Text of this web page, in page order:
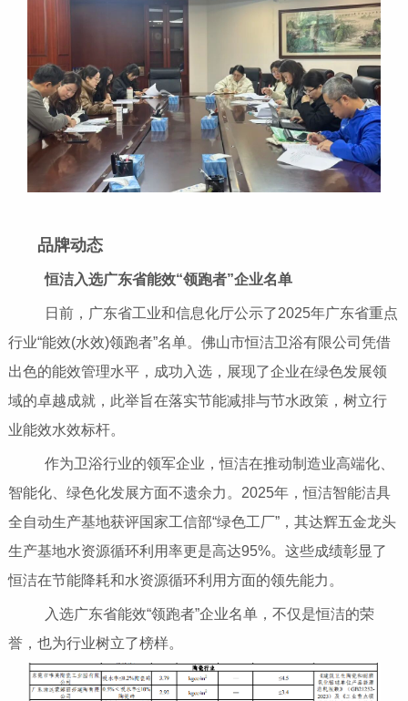
品牌动态
恒洁入选广东省能效“领跑者”企业名单
日前，广东省工业和信息化厅公示了2025年广东省重点
行业“能效(水效)领跑者”名单。佛山市恒洁卫浴有限公司凭借
出色的能效管理水平，成功入选，展现了企业在绿色发展领
域的卓越成就，此举旨在落实节能减排与节水政策，树立行
业能效水效标杆。
作为卫浴行业的领军企业，恒洁在推动制造业高端化、
智能化、绿色化发展方面不遗余力。2025年，恒洁智能洁具
全自动生产基地获评国家工信部“绿色工厂”，其达辉五金龙头
生产基地水资源循环利用率更是高达95%。这些成绩彰显了
恒洁在节能降耗和水资源循环利用方面的领先能力。
入选广东省能效“领跑者”企业名单，不仅是恒洁的荣
誉，也为行业树立了榜样。